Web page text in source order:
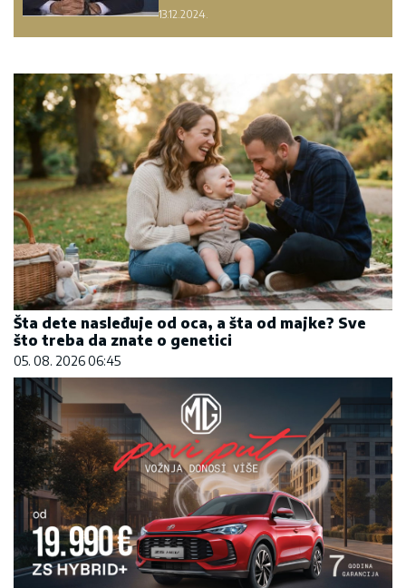
13.12.2024.
Šta dete nasleđuje od oca, a šta od majke? Sve
što treba da znate o genetici
05. 08. 2026 06:45